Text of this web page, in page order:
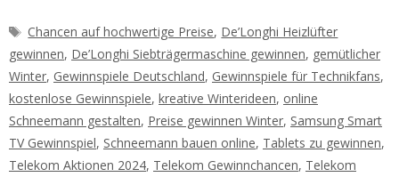
Schlagwörter
Chancen auf hochwertige Preise, De’Longhi Heizlüfter
gewinnen, De’Longhi Siebträgermaschine gewinnen, gemütlicher
Winter, Gewinnspiele Deutschland, Gewinnspiele für Technikfans,
kostenlose Gewinnspiele, kreative Winterideen, online
Schneemann gestalten, Preise gewinnen Winter, Samsung Smart
TV Gewinnspiel, Schneemann bauen online, Tablets zu gewinnen,
Telekom Aktionen 2024, Telekom Gewinnchancen, Telekom